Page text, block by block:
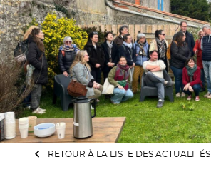
RETOUR À LA LISTE DES ACTUALITÉS